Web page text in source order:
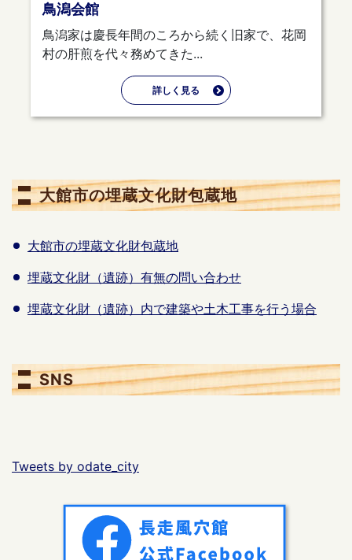
鳥潟会館
鳥潟家は慶長年間のころから続く旧家で、花岡
村の肝煎を代々務めてきた...
詳しく見る
大館市の埋蔵文化財包蔵地
大館市の埋蔵文化財包蔵地
埋蔵文化財（遺跡）有無の問い合わせ
埋蔵文化財（遺跡）内で建築や土木工事を行う場合
SNS
Tweets by odate_city